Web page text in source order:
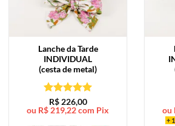
Lanche da Tarde
INDIVIDUAL
(cesta de metal)
Avaliação5
de 5
R$226,00
ou R$ 219,22com Pix
ou
+